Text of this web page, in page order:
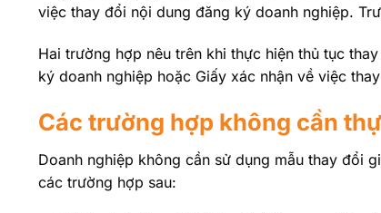
việc thay đổi nội dung đăng ký doanh nghiệp.
Hai trường hợp nêu trên khi thực hiện thủ tục
ký doanh nghiệp hoặc Giấy xác nhận về việc
Các trường hợp không cần
Doanh nghiệp không cần sử dụng mẫu thay đổi
các trường hợp sau: